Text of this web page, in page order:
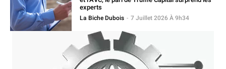
experts
La Biche Dubois - 7 Juillet 2026 À 9h34